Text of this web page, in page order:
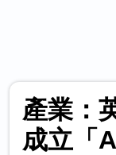
產業：
成立「